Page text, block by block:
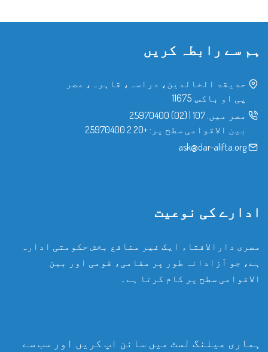
ہم سے رابطہ کریں
حدیقۃ الخالدین، دراسہ، قاہرہ، مصر
پی او باکس: 11675
مصر میں: 107
|
(02) 25970400
بین الاقوامی سطح پر: +20 2 25970400
ask@dar-alifta.org
ادارے کی نوعیت
مصری دارالافتاء ایک غیر منافع بخش حکومتی ادارہ
ہے، جو آزادانہ طور پر مقامی، قومی اور بین
الاقوامی سطح پر کام کرتا ہے۔
ہماری میلنگ لسٹ میں سائن اپ کریں اور سب سے